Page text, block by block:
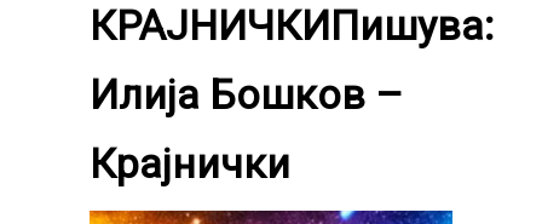
КРАЈНИЧКИПишува:
Илија Бошков –
Крајнички